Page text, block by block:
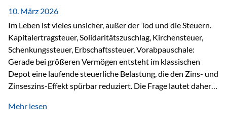
Webinare nun für die…
10. März 2026
Im Leben ist vieles unsicher, außer der Tod und die Steuern.
Kapitalertragsteuer, Solidaritätszuschlag, Kirchensteuer,
Schenkungssteuer, Erbschaftssteuer, Vorabpauschale:
Gerade bei größeren Vermögen entsteht im klassischen
Depot eine laufende steuerliche Belastung, die den Zins- und
Zinseszins-Effekt spürbar reduziert. Die Frage lautet daher:
nicht laufend Kapital entziehen – sondern möglichst lange im
Mehr lesen